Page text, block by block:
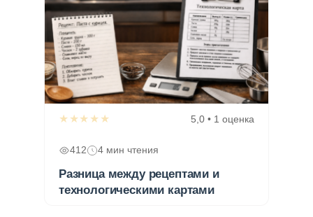
★★★★★ 5,0 • 1 оценка
412 4 мин чтения
Разница между рецептами и
технологическими картами